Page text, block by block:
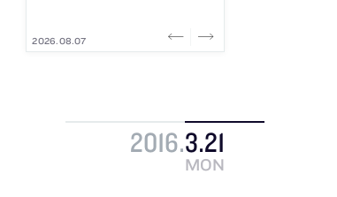
2026.08.07
2026.08.03
2026.08.03
2026.07.31
2026.07.30
2016.3.21
MON